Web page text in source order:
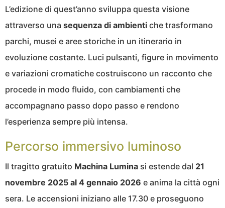
L’edizione di quest’anno sviluppa questa visione
attraverso una sequenza di ambienti che trasformano
parchi, musei e aree storiche in un itinerario in
evoluzione costante. Luci pulsanti, figure in movimento
e variazioni cromatiche costruiscono un racconto che
procede in modo fluido, con cambiamenti che
accompagnano passo dopo passo e rendono
l’esperienza sempre più intensa.
Percorso immersivo luminoso
Il tragitto gratuito Machina Lumina si estende dal 21
novembre 2025 al 4 gennaio 2026 e anima la città ogni
sera. Le accensioni iniziano alle 17.30 e proseguono